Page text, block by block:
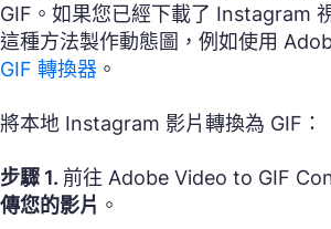
GIF。如果您已經下載了 Instagram
這種方法製作動態圖，例如使用
GIF 轉換器 。
將本地 Instagram 影片轉換為 GIF：
步驟 1. 前往 Adobe Video to GIF
傳您的影片 。